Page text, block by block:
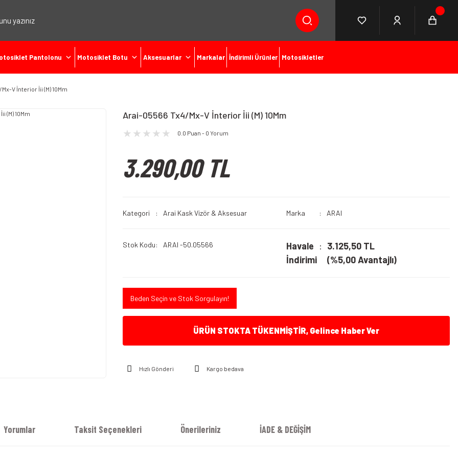
Pantolonu Motosiklet Botu Aksesuarlar Markalar İndirimli Ürünler Motosikletler
V İnterior İii (M) 10Mm
Arai-05566 Tx4/Mx-V İnterior İii (M) 10Mm
0.0 Puan - 0 Yorum
3.290,00 TL
Kategori Arai Kask Vizör & Aksesuar Marka ARAI
Stok Kodu ARAI -50.05566
Havale
İndirimi
3.125,50 TL
(%5,00 Avantajlı)
Beden Seçin ve Stok Sorgulayın!
ÜRÜN STOKTA TÜKENMİŞTİR, Gelince Haber Ver
Hızlı Gönderi Kargo bedava
Yorumlar Taksit Seçenekleri Önerileriniz İADE & DEĞİŞİM